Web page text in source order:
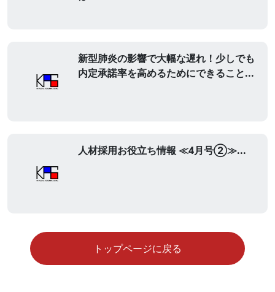
新型肺炎の影響で大幅な遅れ！少しでも
内定承諾率を高めるためにできること...
人材採用お役立ち情報 ≪4月号②≫...
トップページに戻る